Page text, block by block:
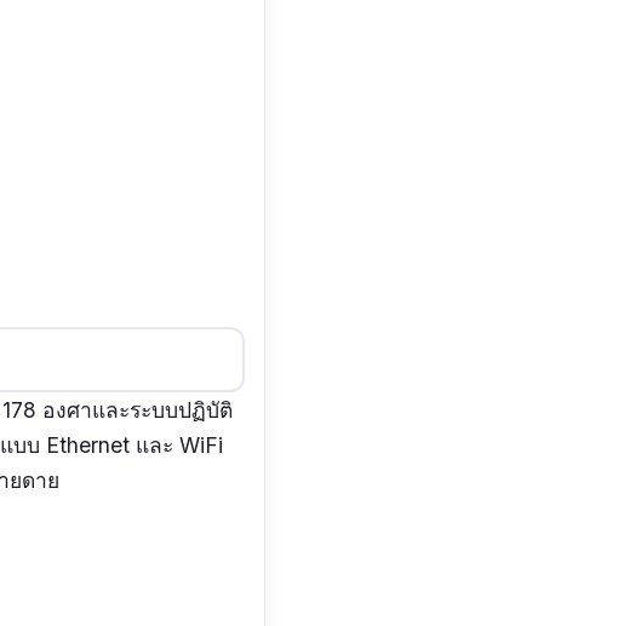
องศาและระบบปฏิบัติ
บบ Ethernet และ WiFi
ยดาย